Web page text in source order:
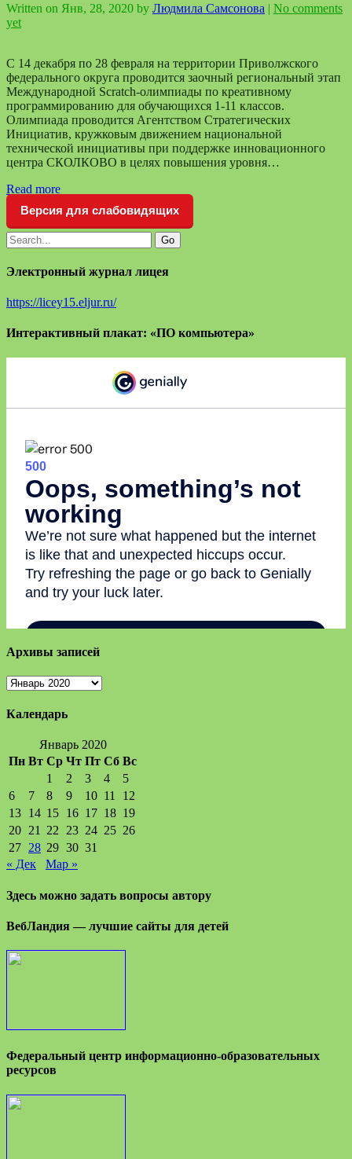
Written on Янв, 28, 2020 by Людмила Самсонова | No comments
yet
С 14 декабря по 28 февраля на территории Приволжского
федерального округа проводится заочный региональный этап
Международной Scratch-олимпиады по креативному
программированию для обучающихся 1-11 классов.
Олимпиада проводится Агентством Стратегических
Инициатив, кружковым движением национальной
технической инициативы при поддержке инновационного
центра СКОЛКОВО в целях повышения уровня…
Read more
Версия для слабовидящих
Электронный журнал лицея
https://licey15.eljur.ru/
Интерактивный плакат: «ПО компьютера»
Архивы записей
Архивы
Календарь
Январь 2020
Пн Вт Ср Чт Пт Сб Вс
1
2 3 4
5
6
7 8 9 10 11
12
13 14 15 16 17 18 19
20 21 22 23 24 25 26
27 28 29 30 31
« Дек
Мар »
Здесь можно задать вопросы автору
ВебЛандия — лучшие сайты для детей
Федеральный центр информационно-образовательных
ресурсов